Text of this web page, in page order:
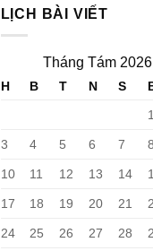
LỊCH BÀI VIẾT
Tháng Tám 2026
H B T N S
1
3 4 5 6 7 8
10 11 12 13 14
17 18 19 20 21
24 25 26 27 28